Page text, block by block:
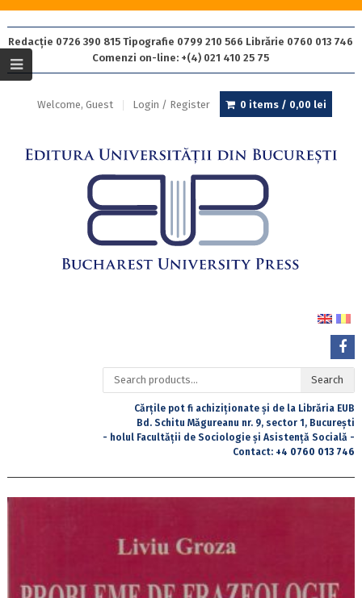
Redacție 0726 390 815 Tipografie 0799 210 566 Librărie 0760 013 746
Comenzi on-line: +(4) 021 410 25 75
Welcome, Guest Login / Register 0 items / 0,00 lei
Search
for:
Search
Cărțile pot fi achiziționate și de la Librăria EUB
Bd. Schitu Măgureanu nr. 9, sector 1, București
- holul Facultății de Sociologie și Asistență Socială -
Contact: +4 0760 013 746